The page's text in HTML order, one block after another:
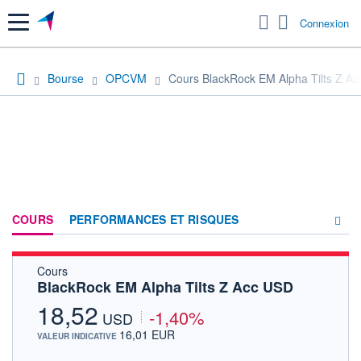
Menu Connexion
Bourse OPCVM Cours BlackRock EM Alpha Tilts Z
COURS PERFORMANCES ET RISQUES
Cours
BlackRock EM Alpha Tilts Z Acc USD
18,52 USD -1,40%
VALEUR INDICATIVE 16,01 EUR